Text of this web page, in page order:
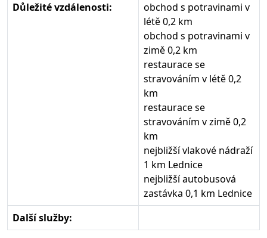
Důležité vzdálenosti:
obchod s potravinami v
létě 0,2 km
obchod s potravinami v
zimě 0,2 km
restaurace se
stravováním v létě 0,2
km
restaurace se
stravováním v zimě 0,2
km
nejbližší vlakové nádraží
1 km Lednice
nejbližší autobusová
zastávka 0,1 km Lednice
Další služby: